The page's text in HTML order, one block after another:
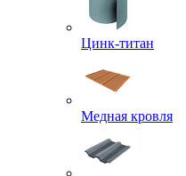
Цинк-титан
Медная кровля